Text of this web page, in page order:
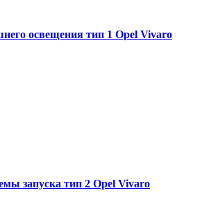
освещения тип 1 Opel Vivaro
запуска тип 2 Opel Vivaro